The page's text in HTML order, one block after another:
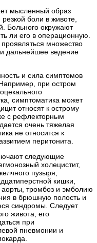
мысленный образ
боли в животе,
Больного окружают
ли его в операционную.
множество
дальнейшее ведение
и сила симптомов
при остром
симптоматика может
относят к острому
с рефлекторным
очень тяжелая
не относится к
перитонита.
следующие
холецистит,
пузыря,
кишки,
тромбоз и эмболию
в брюшную полость и
синдромы. Следует
живота, его
при
пневмонии и